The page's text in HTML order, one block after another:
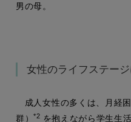
男の母。
女性のライフステー
成人女性の多くは、月経
群）
*2 を抱えながら学生生